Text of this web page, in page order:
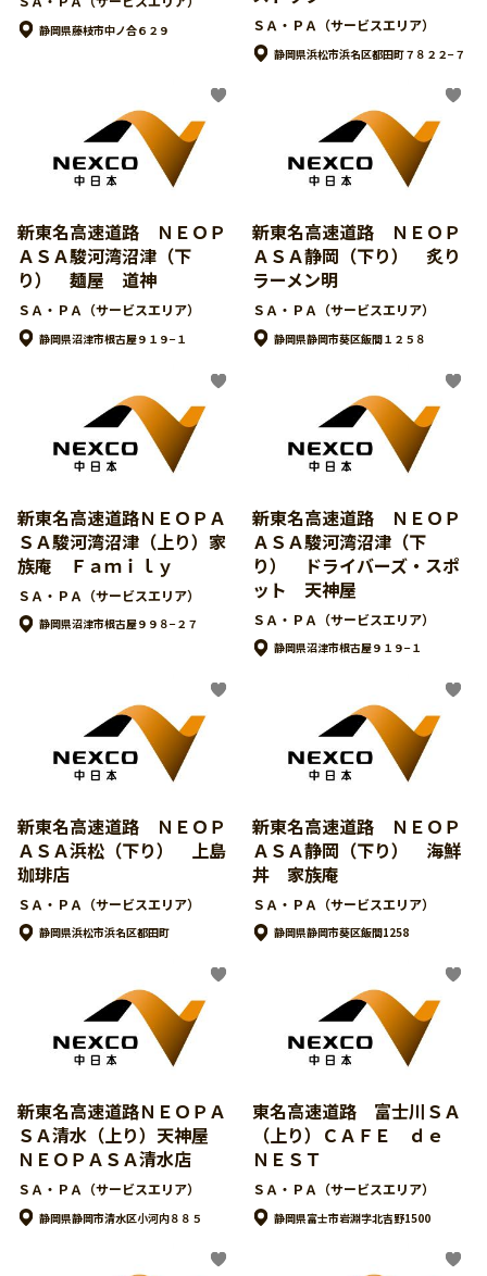
静岡県藤枝市中ノ合６２９ ＳＡ・ＰＡ（サービスエリア）
静岡県浜松市浜名区都田町７８２２−７
新東名高速道路 ＮＥＯＰ
ＡＳＡ駿河湾沼津（下
り） 麺屋 道神
ＳＡ・ＰＡ（サービスエリア）
静岡県沼津市根古屋９１９−１
新東名高速道路 ＮＥＯＰ
ＡＳＡ静岡（下り） 炙り
ラーメン明
ＳＡ・ＰＡ（サービスエリア）
静岡県静岡市葵区飯間１２５８
新東名高速道路ＮＥＯＰＡ
ＳＡ駿河湾沼津（上り）家
族庵 Ｆａｍｉｌｙ
ＳＡ・ＰＡ（サービスエリア）
静岡県沼津市根古屋９９８−２７
新東名高速道路 ＮＥＯＰ
ＡＳＡ駿河湾沼津（下
り） ドライバーズ・スポ
ット 天神屋
ＳＡ・ＰＡ（サービスエリア）
静岡県沼津市根古屋９１９−１
新東名高速道路 ＮＥＯＰ
ＡＳＡ浜松（下り） 上島
珈琲店
ＳＡ・ＰＡ（サービスエリア）
静岡県浜松市浜名区都田町
新東名高速道路 ＮＥＯＰ
ＡＳＡ静岡（下り） 海鮮
丼 家族庵
ＳＡ・ＰＡ（サービスエリア）
静岡県静岡市葵区飯間1258
新東名高速道路ＮＥＯＰＡ
ＳＡ清水（上り）天神屋
ＮＥＯＰＡＳＡ清水店
ＳＡ・ＰＡ（サービスエリア）
静岡県静岡市清水区小河内８８５
東名高速道路 富士川ＳＡ
（上り）ＣＡＦＥ ｄｅ
ＮＥＳＴ
ＳＡ・ＰＡ（サービスエリア）
静岡県富士市岩淵字北吉野1500